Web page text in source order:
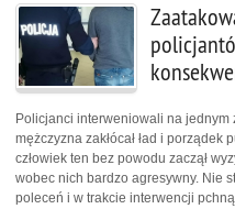
Policjanci interweniowali na jednym
mężczyzna zakłócał ład i porządek
człowiek ten bez powodu zaczął
wobec nich bardzo agresywny. Nie
poleceń i w trakcie interwencji